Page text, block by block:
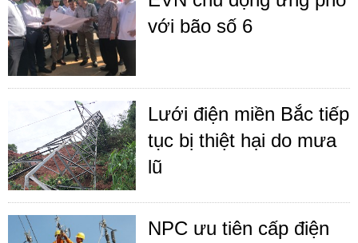
với bão số 6
Lưới điện miền Bắc tiếp
tục bị thiệt hại do mưa
lũ
NPC ưu tiên cấp điện